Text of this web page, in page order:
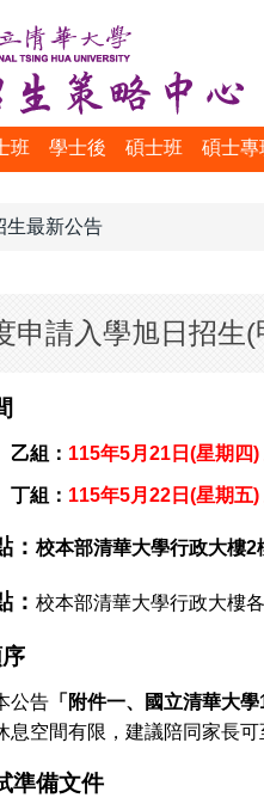
班 學士後 碩士班 碩士專
生最新公告
申請入學旭日招生
乙組： 115年5月21日(星期四)
丁組： 115年5月22日(星期五
： 校本部清華大學行政大樓2
： 校本部清華大學行政大樓
公告 「附件一、國立清華大
息空間有限，建議陪同家長
準備文件